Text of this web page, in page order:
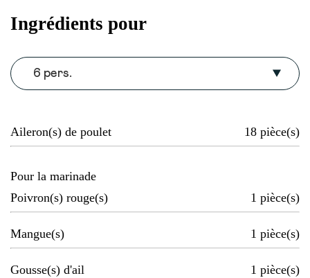
Ingrédients pour
6 pers.
Aileron(s) de poulet 18 pièce(s)
Pour la marinade
Poivron(s) rouge(s)
1 pièce(s)
Mangue(s) 1 pièce(s)
Gousse(s) d'ail 1 pièce(s)